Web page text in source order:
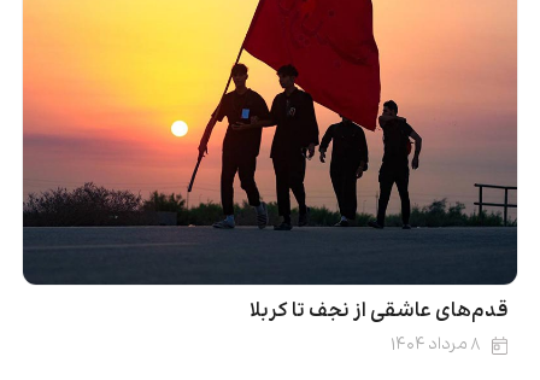
قدم‌های عاشقی از نجف تا کربلا
۸ مرداد ۱۴۰۴